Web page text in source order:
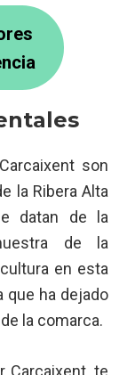
son
la Ribera Alta
datan de la
de la
en esta
que ha dejado
la comarca.
Carcaixent, te